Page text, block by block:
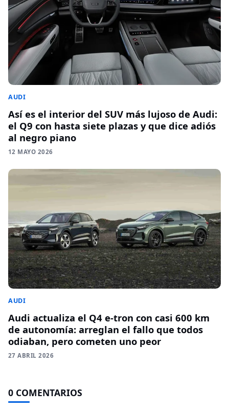
AUDI
Así es el interior del SUV más lujoso de Audi:
el Q9 con hasta siete plazas y que dice adiós
al negro piano
12 MAYO 2026
AUDI
Audi actualiza el Q4 e-tron con casi 600 km
de autonomía: arreglan el fallo que todos
odiaban, pero cometen uno peor
27 ABRIL 2026
0 COMENTARIOS